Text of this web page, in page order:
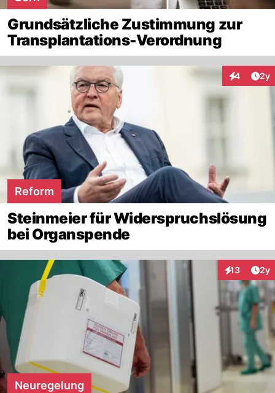
Grundsätzliche Zustimmung zur
Transplantations-Verordnung
4 2y
Reform
Steinmeier für Widerspruchslösung
bei Organspende
13 2y
Neuregelung